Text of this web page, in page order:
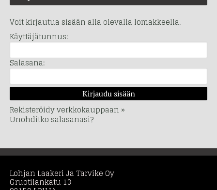
Voit kirjautua sisään alla olevalla lomakkeella.
Käyttäjätunnus:
Salasana:
Rekisteröidy verkkokauppaan »
Unohditko salasanasi?
Lohjan Laakeri Ja Tarvike Oy
Gruotilankatu 13